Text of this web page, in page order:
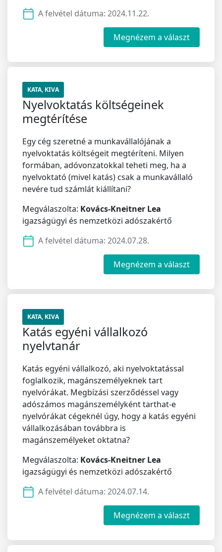
A felvétel dátuma: 2024.11.22.
Megnézem a választ
KATA, KIVA
Nyelvoktatás költségeinek
megtérítése
Egy cég szeretné a munkavállalójának a
nyelvoktatás költségeit megtéríteni. Milyen
formában, adóvonzatokkal teheti meg, ha a
nyelvoktató (mivel katás) csak a munkavállaló
nevére tud számlát kiállítani?
Megválaszolta: Kovács-Kneitner Lea
igazságügyi és nemzetközi adószakértő
A felvétel dátuma: 2024.07.28.
Megnézem a választ
KATA, KIVA
Katás egyéni vállalkozó
nyelvtanár
Katás egyéni vállalkozó, aki nyelvoktatással
foglalkozik, magánszemélyeknek tart
nyelvórákat. Megbízási szerződéssel vagy
adószámos magánszemélyként tarthat-e
nyelvórákat cégeknél úgy, hogy a katás egyéni
vállalkozásában továbbra is
magánszemélyeket oktatna?
Megválaszolta: Kovács-Kneitner Lea
igazságügyi és nemzetközi adószakértő
A felvétel dátuma: 2024.07.14.
Megnézem a választ